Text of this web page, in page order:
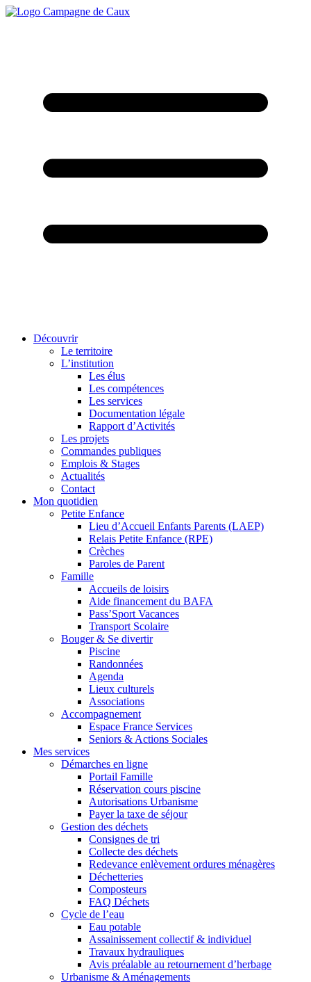
Découvrir
Le territoire
L’institution
Les élus
Les compétences
Les services
Documentation légale
Rapport d’Activités
Les projets
Commandes publiques
Emplois & Stages
Actualités
Contact
Mon quotidien
Petite Enfance
Lieu d’Accueil Enfants Parents (LAEP)
Relais Petite Enfance (RPE)
Crèches
Paroles de Parent
Famille
Accueils de loisirs
Aide financement du BAFA
Pass’Sport Vacances
Transport Scolaire
Bouger & Se divertir
Piscine
Randonnées
Agenda
Lieux culturels
Associations
Accompagnement
Espace France Services
Seniors & Actions Sociales
Mes services
Démarches en ligne
Portail Famille
Réservation cours piscine
Autorisations Urbanisme
Payer la taxe de séjour
Gestion des déchets
Consignes de tri
Collecte des déchets
Redevance enlèvement ordures ménagères
Déchetteries
Composteurs
FAQ Déchets
Cycle de l’eau
Eau potable
Assainissement collectif & individuel
Travaux hydrauliques
Avis préalable au retournement d’herbage
Urbanisme & Aménagements